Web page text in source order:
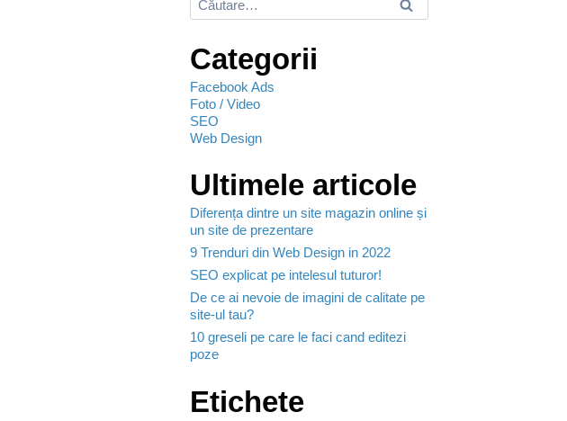
Categorii
Facebook Ads
Foto / Video
SEO
Web Design
Ultimele articole
Diferența dintre un site magazin online și
un site de prezentare
9 Trenduri din Web Design in 2022
SEO explicat pe intelesul tuturor!
De ce ai nevoie de imagini de calitate pe
site-ul tau?
10 greseli pe care le faci cand editezi
poze
Etichete